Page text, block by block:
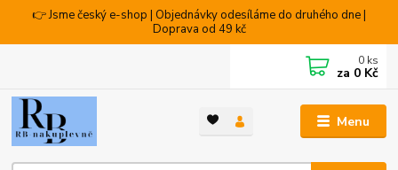
👉 Jsme český e-shop | Objednávky odesíláme do druhého dne |
Doprava od 49 kč
Menu
0 ks
za 0 Kč